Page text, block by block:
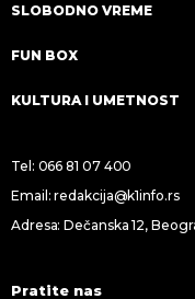
SLOBODNO VREME
FUN BOX
KULTURA I UMETNOST
Tel: 066 81 07 400
Email:redakcija@k1info.rs
Adresa: Dečanska 12,
Pratite nas